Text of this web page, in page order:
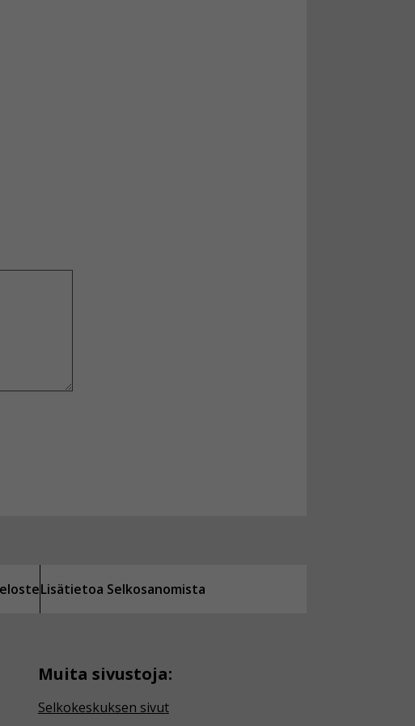
Lisätietoa Selkosanomista
Muita sivustoja:
Selkokeskuksen sivut